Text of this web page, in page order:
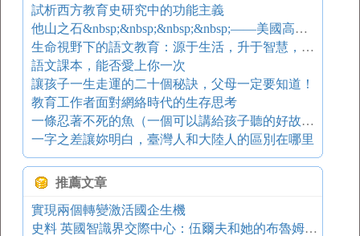
試析西方教育史研究中的功能主義
他山之石&nbsp;&nbsp;&nbsp;&nbsp;——美國高中語文教材評介
生命視野下的語文教育：源于生活，升于智慧，達于生命
語文課本，能否愛上你一次
讓孩子一生走運的二十個秘訣，父母一定要知道！
教育工作者面對網絡時代的生存思考
一條忍著不死的魚（一個可以講給孩子聽的好故事！）
一字之差讓妳明白，臺灣人和大陸人的區別在哪里
推薦文章
實現兩個轉變激活國企生機
史料 英國智識界交際中心：伍爾夫和她的布魯姆斯伯里文化圈